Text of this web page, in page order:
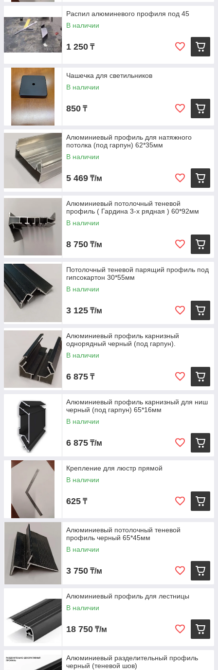
Распил алюминевого профиля под 45
В наличии
1 250 ₸
Чашечка для светильников
В наличии
850 ₸
Алюминиевый профиль для натяжного
потолка (под гарпун) 62*35мм
В наличии
5 469 ₸/м
Алюминиевый потолочный теневой
профиль ( Гардина 3-х рядная ) 60*92мм
В наличии
8 750 ₸/м
Потолочный теневой парящий профиль под
гипсокартон 30*55мм
В наличии
3 125 ₸/м
Алюминиевый профиль карнизный
однорядный черный (под гарпун).
В наличии
6 875 ₸
Алюминиевый профиль карнизный для ниш
черный (под гарпун) 65*16мм
В наличии
6 875 ₸/м
Крепление для люстр прямой
В наличии
625 ₸
Алюминиевый потолочный теневой
профиль черный 65*45мм
В наличии
3 750 ₸/м
Алюминиевый профиль для лестницы
В наличии
18 750 ₸/м
Алюминиевый разделительный профиль
черный (теневой шов)